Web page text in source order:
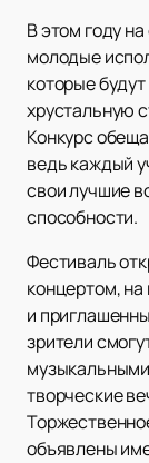
В этом году
молодые
которые
хрустальную
Конкурс
ведь каждый
свои лучшие
способности.
Фестиваль
концертом, на
и
зрители
творческие
объявлены